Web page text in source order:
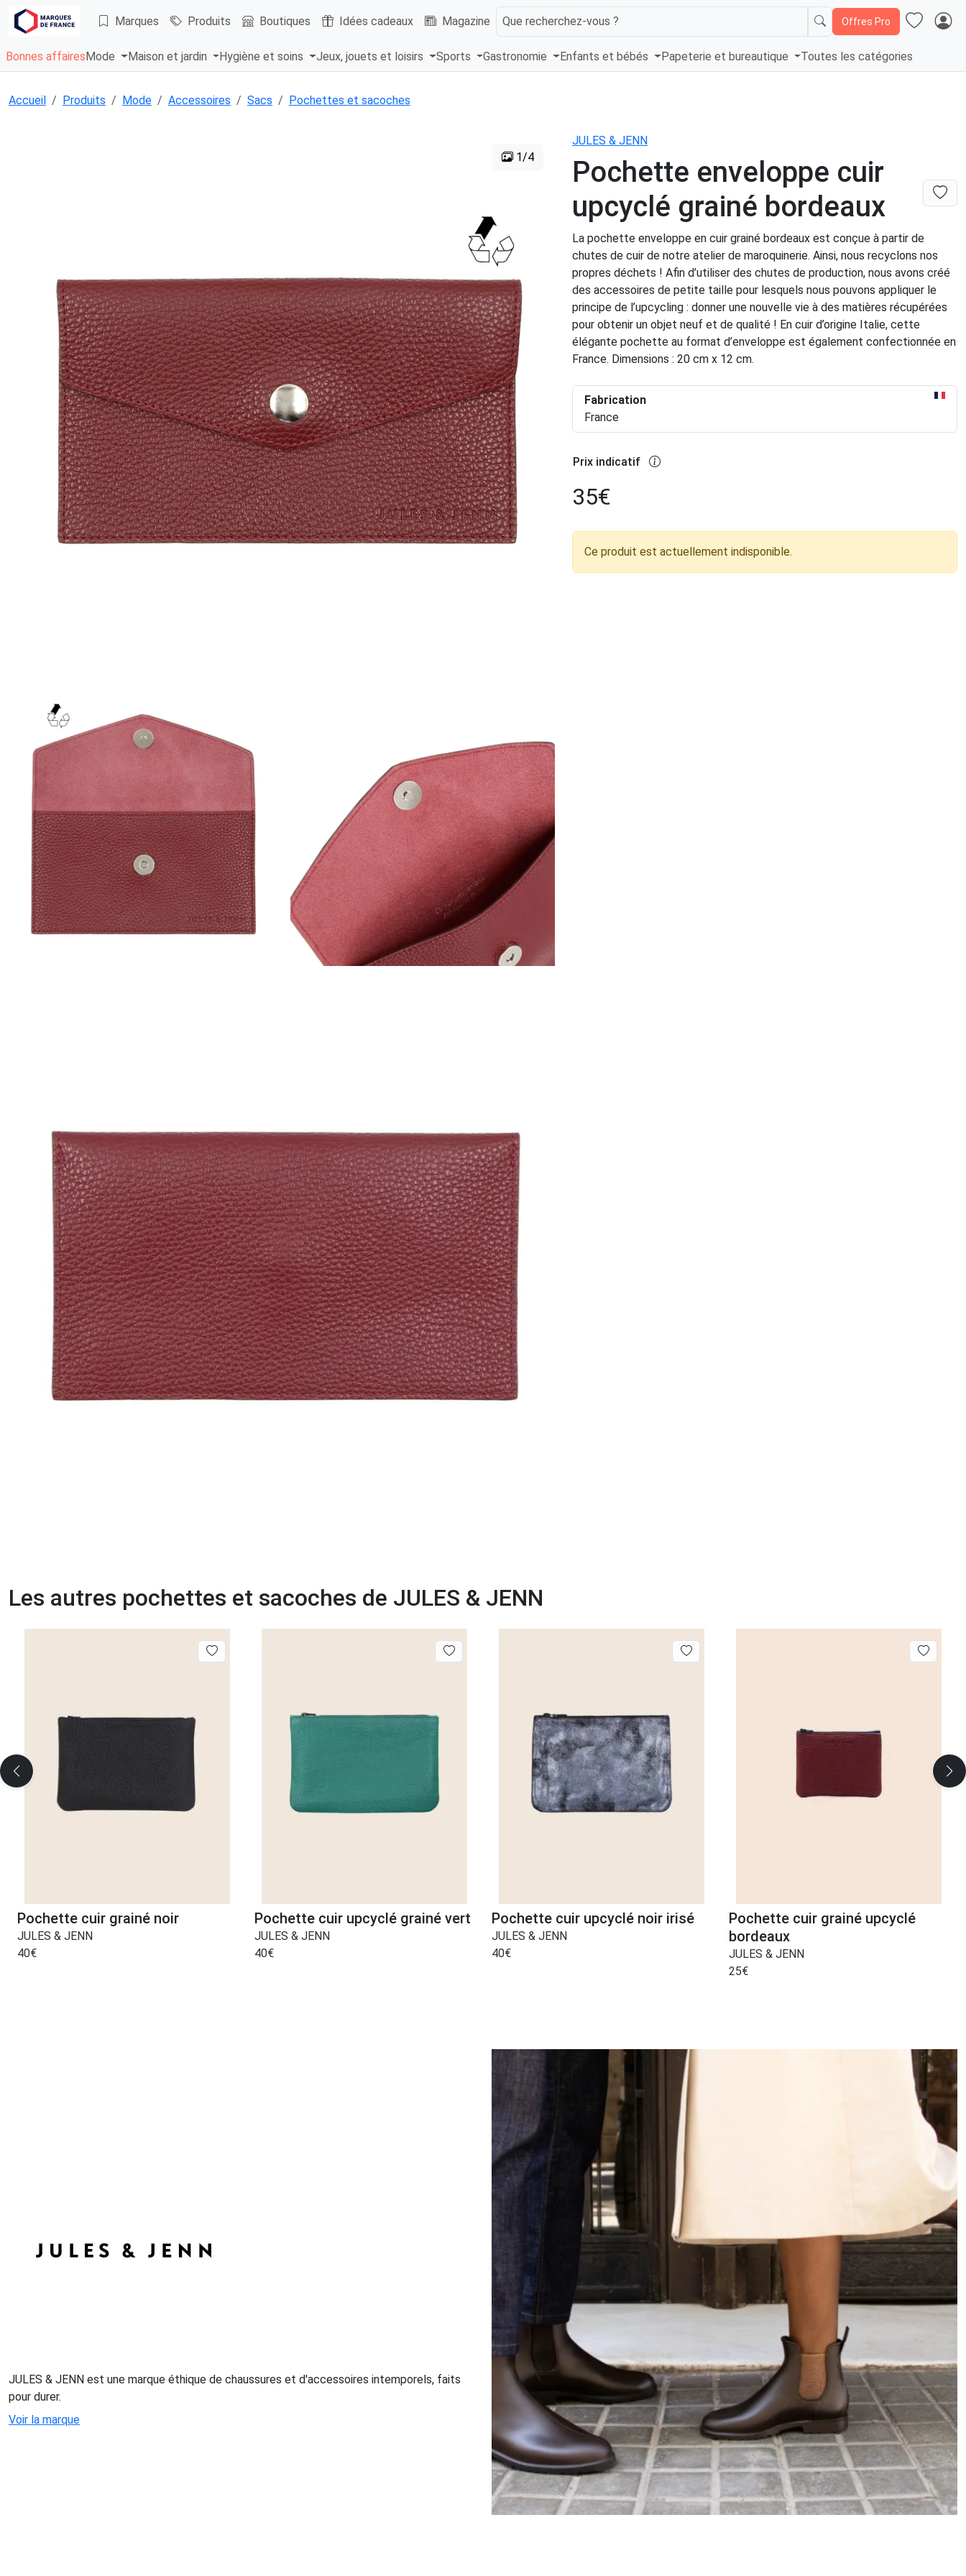
Marques Produits Boutiques Idées cadeaux Magazine Que recherchez-vous ? Offres Pro
Bonnes affaires Mode Maison et jardin Hygiène et soins Jeux, jouets et loisirs Sports Gastronomie Enfants et bébés Papeterie et bureautique Toutes les catégories
Accueil Produits Mode Accessoires Sacs Pochettes et sacoches
1/4
JULES & JENN
Pochette enveloppe cuir
upcyclé grainé bordeaux
La pochette enveloppe en cuir grainé bordeaux est conçue à partir de
chutes de cuir de notre atelier de maroquinerie. Ainsi, nous recyclons nos
propres déchets ! Afin d’utiliser des chutes de production, nous avons créé
des accessoires de petite taille pour lesquels nous pouvons appliquer le
principe de l’upcycling : donner une nouvelle vie à des matières récupérées
pour obtenir un objet neuf et de qualité ! En cuir d’origine Italie, cette
élégante pochette au format d’enveloppe est également confectionnée en
France. Dimensions : 20 cm x 12 cm.
Fabrication
France
Prix indicatif
35€
Ce produit est actuellement indisponible.
Les autres pochettes et sacoches de JULES & JENN
Pochette cuir grainé noir
JULES & JENN
40€
Pochette cuir upcyclé grainé vert
JULES & JENN
40€
Pochette cuir upcyclé noir irisé
JULES & JENN
40€
Pochette cuir grainé upcyclé
bordeaux
JULES & JENN
25€
JULES & JENN est une marque éthique de chaussures et d'accessoires intemporels, faits
pour durer.
Voir la marque